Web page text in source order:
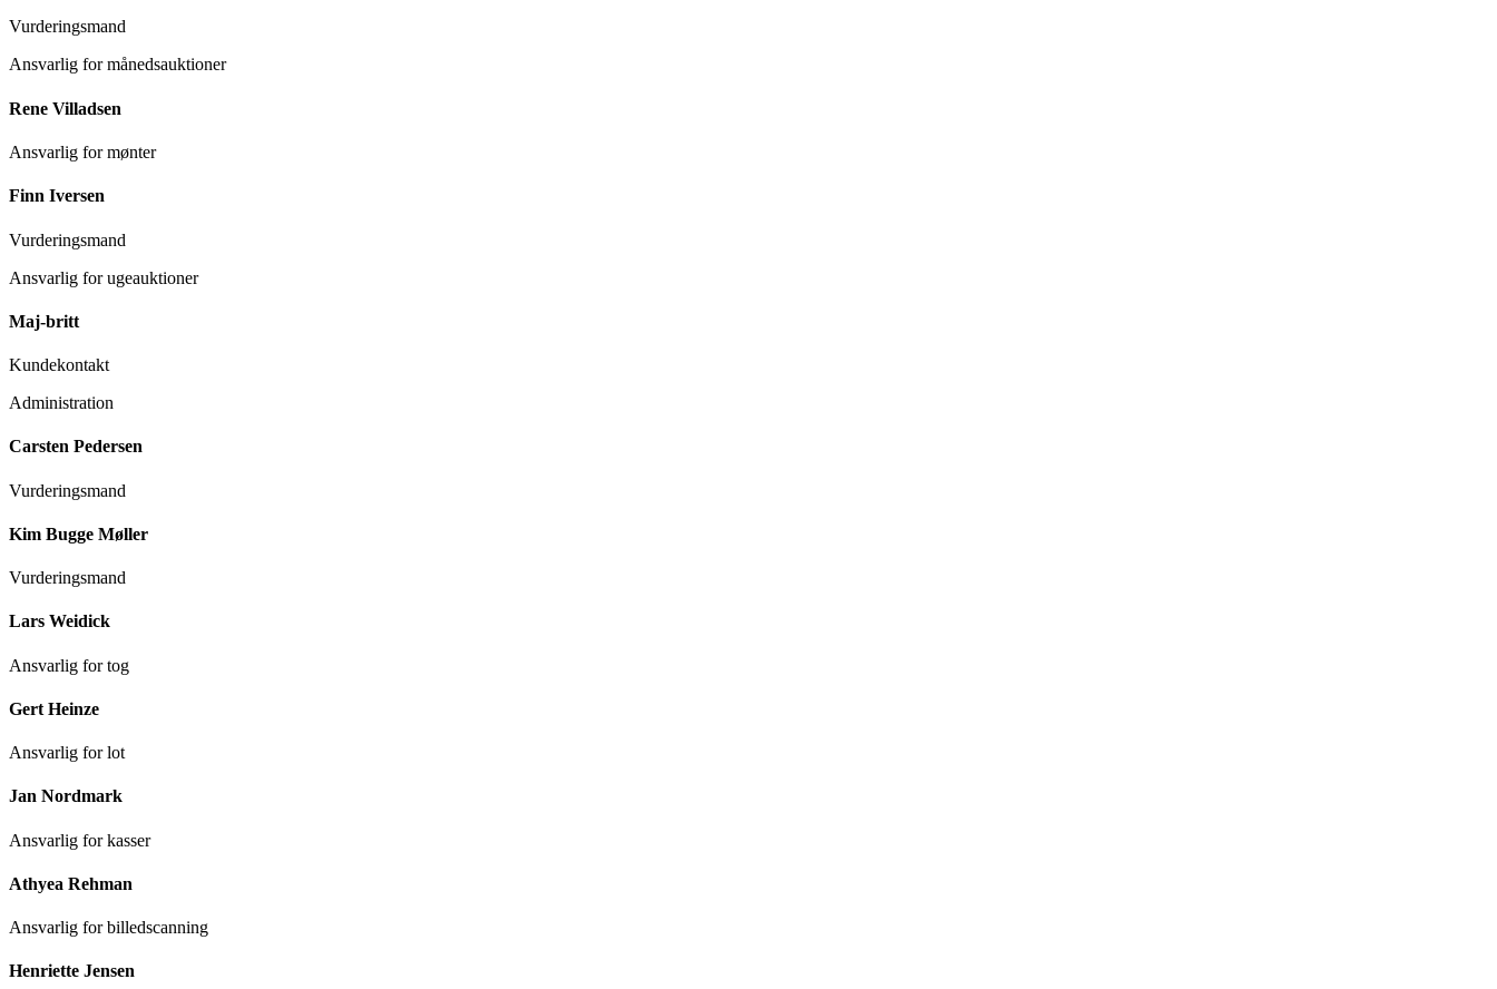
Vurderingsmand
Ansvarlig for månedsauktioner
Rene Villadsen
Ansvarlig for mønter
Finn Iversen
Vurderingsmand
Ansvarlig for ugeauktioner
Maj-britt
Kundekontakt
Administration
Carsten Pedersen
Vurderingsmand
Kim Bugge Møller
Vurderingsmand
Lars Weidick
Ansvarlig for tog
Gert Heinze
Ansvarlig for lot
Jan Nordmark
Ansvarlig for kasser
Athyea Rehman
Ansvarlig for billedscanning
Henriette Jensen